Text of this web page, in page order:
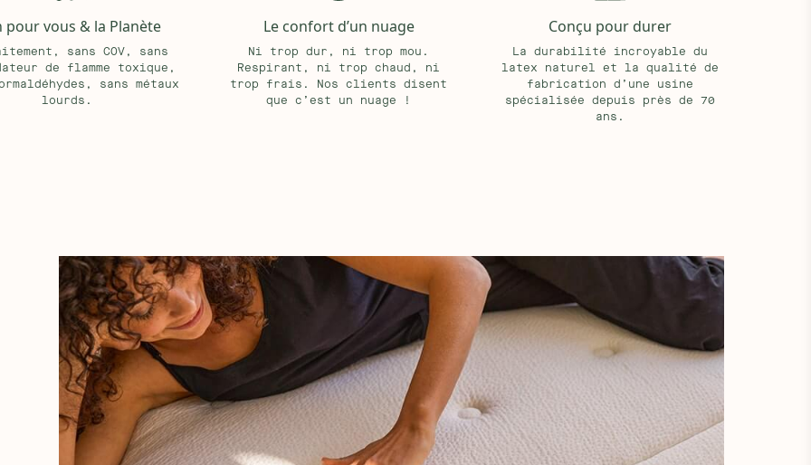
aux matières synthétiques et
pour prévenir des suées
répondant aux exigences les
d'émissions
de notre matelas. Après 30 000
de 10 ans, sa hauteur diminue
pour vous & la Planète
sans COV, sans
de flamme toxique,
sans métaux
lourds.
Le confort d’un nuage
Ni trop dur, ni trop mou.
Respirant, ni trop chaud, ni
trop frais. Nos clients disent
que c’est un nuage !
Conçu pour durer
La durabilité incroyable du
latex naturel et la qualité de
fabrication d’une usine
spécialisée depuis près de 70
ans.